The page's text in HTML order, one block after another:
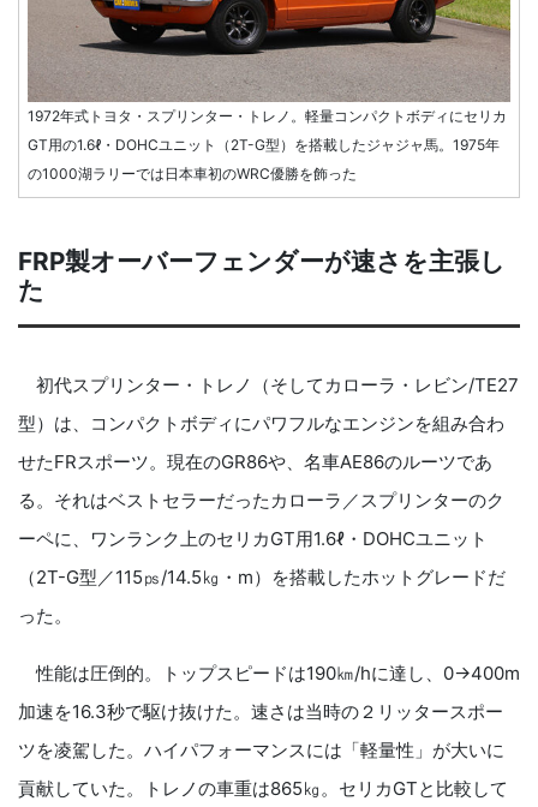
1972年式トヨタ・スプリンター・トレノ。軽量コンパクトボディにセリカ
GT用の1.6ℓ・DOHCユニット（2T-G型）を搭載したジャジャ馬。1975年
の1000湖ラリーでは日本車初のWRC優勝を飾った
FRP製オーバーフェンダーが速さを主張し
た
初代スプリンター・トレノ（そしてカローラ・レビン/TE27
型）は、コンパクトボディにパワフルなエンジンを組み合わ
せたFRスポーツ。現在のGR86や、名車AE86のルーツであ
る。それはベストセラーだったカローラ／スプリンターのク
ーペに、ワンランク上のセリカGT用1.6ℓ・DOHCユニット
（2T-G型／115㎰/14.5㎏・m）を搭載したホットグレードだ
った。
性能は圧倒的。トップスピードは190㎞/hに達し、0→400m
加速を16.3秒で駆け抜けた。速さは当時の２リッタースポー
ツを凌駕した。ハイパフォーマンスには「軽量性」が大いに
貢献していた。トレノの車重は865㎏。セリカGTと比較して